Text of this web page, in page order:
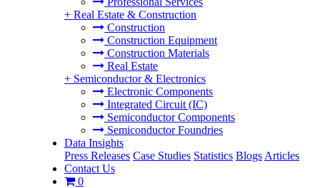
+ Real Estate & Construction
Construction
Construction Equipment
Construction Materials
Real Estate
+ Semiconductor & Electronics
Electronic Components
Integrated Circuit (IC)
Semiconductor Components
Semiconductor Foundries
Data Insights
Press Releases Case Studies Statistics Blogs Articles
Contact Us
0